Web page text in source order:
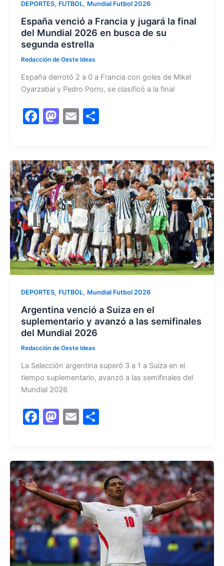
DEPORTES, FUTBOL, Mundial Futbol 2026
España venció a Francia y jugará la final
del Mundial 2026 en busca de su
segunda estrella
Redacción de Oeste Ideas
España derrotó 2 a 0 a Francia con goles de Mikel
Oyarzabal y Pedro Porro, se clasificó a la final
F
e
b
o
o
k
M
o
d
o
n
E
l
C
p
ar
tir
DEPORTES, FUTBOL, Mundial Futbol 2026
Argentina venció a Suiza en el
suplementario y avanzó a las semifinales
del Mundial 2026
Redacción de Oeste Ideas
La Selección argentina superó 3 a 1 a Suiza en el
tiempo suplementario, avanzó a las semifinales del
Mundial 2026
F
e
b
o
o
k
M
o
d
o
n
E
l
C
p
ar
tir